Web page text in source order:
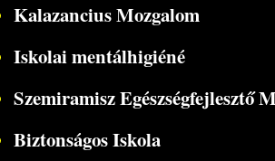
Kalazancius Mozgalom
Iskolai mentálhigiéné
Szemiramisz Egészségfejlesztő
Biztonságos Iskola